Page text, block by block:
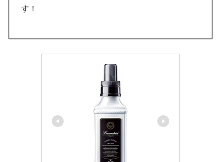
す！